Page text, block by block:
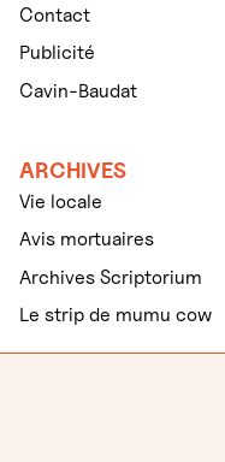
Contact
Publicité
Cavin-Baudat
ARCHIVES
Vie locale
Avis mortuaires
Archives Scriptorium
Le strip de mumu cow